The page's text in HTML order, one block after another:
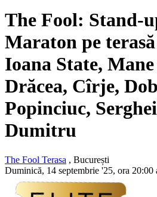
The Fool: Stand-
Maraton pe
Ioana State,
Drăcea, Cîrje,
Popinciuc,
Dumitru
The Fool Terasa , București
Duminică, 14 septembrie '25, ora 20:00